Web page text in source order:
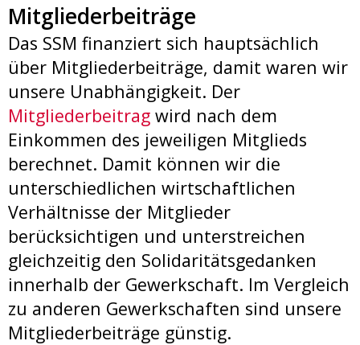
Mitgliederbeiträge
Das SSM finanziert sich hauptsächlich
über Mitgliederbeiträge, damit waren wir
unsere Unabhängigkeit. Der
Mitgliederbeitrag wird nach dem
Einkommen des jeweiligen Mitglieds
berechnet. Damit können wir die
unterschiedlichen wirtschaftlichen
Verhältnisse der Mitglieder
berücksichtigen und unterstreichen
gleichzeitig den Solidaritätsgedanken
innerhalb der Gewerkschaft. Im Vergleich
zu anderen Gewerkschaften sind unsere
Mitgliederbeiträge günstig.